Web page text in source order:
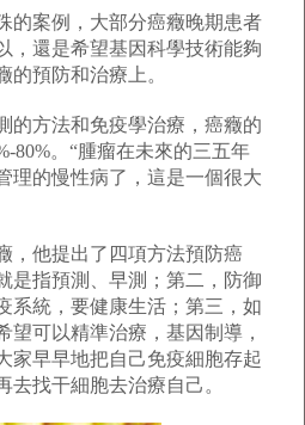
的案例，大部分癌癥晚期患者
，還是希望基因科學技術能夠
的預防和治療上。
的方法和免疫學治療，癌癥的
80%。“腫瘤在未來的三五年
理的慢性病了，這是一個很大
，他提出了四項方法預防癌
是指預測、早測；第二，防御
系統，要健康生活；第三，如
望可以精準治療，基因制導，
家早早地把自己免疫細胞存起
去找干細胞去治療自己。